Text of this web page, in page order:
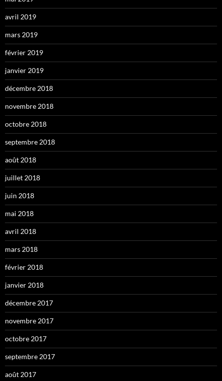
avril 2019
mars 2019
février 2019
janvier 2019
décembre 2018
novembre 2018
octobre 2018
septembre 2018
août 2018
juillet 2018
juin 2018
mai 2018
avril 2018
mars 2018
février 2018
janvier 2018
décembre 2017
novembre 2017
octobre 2017
septembre 2017
août 2017